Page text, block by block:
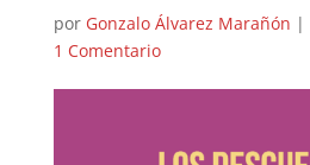
por Gonzalo Álvarez Marañón |
1 Comentario